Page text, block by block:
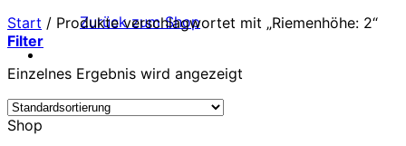
Zurück zum Shop
Start / Produkte verschlagwortet mit „Riemenhöhe: 2“
Filter
Einzelnes Ergebnis wird angezeigt
Shop